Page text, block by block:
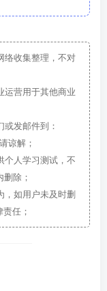
络收集整理，不对
运营用于其他商业
发邮件到：
谅解；
个人学习测试，不
除；
，如用户未及时删
任；